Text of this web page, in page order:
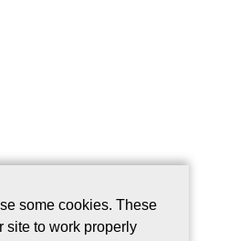
some cookies. These
site to work properly